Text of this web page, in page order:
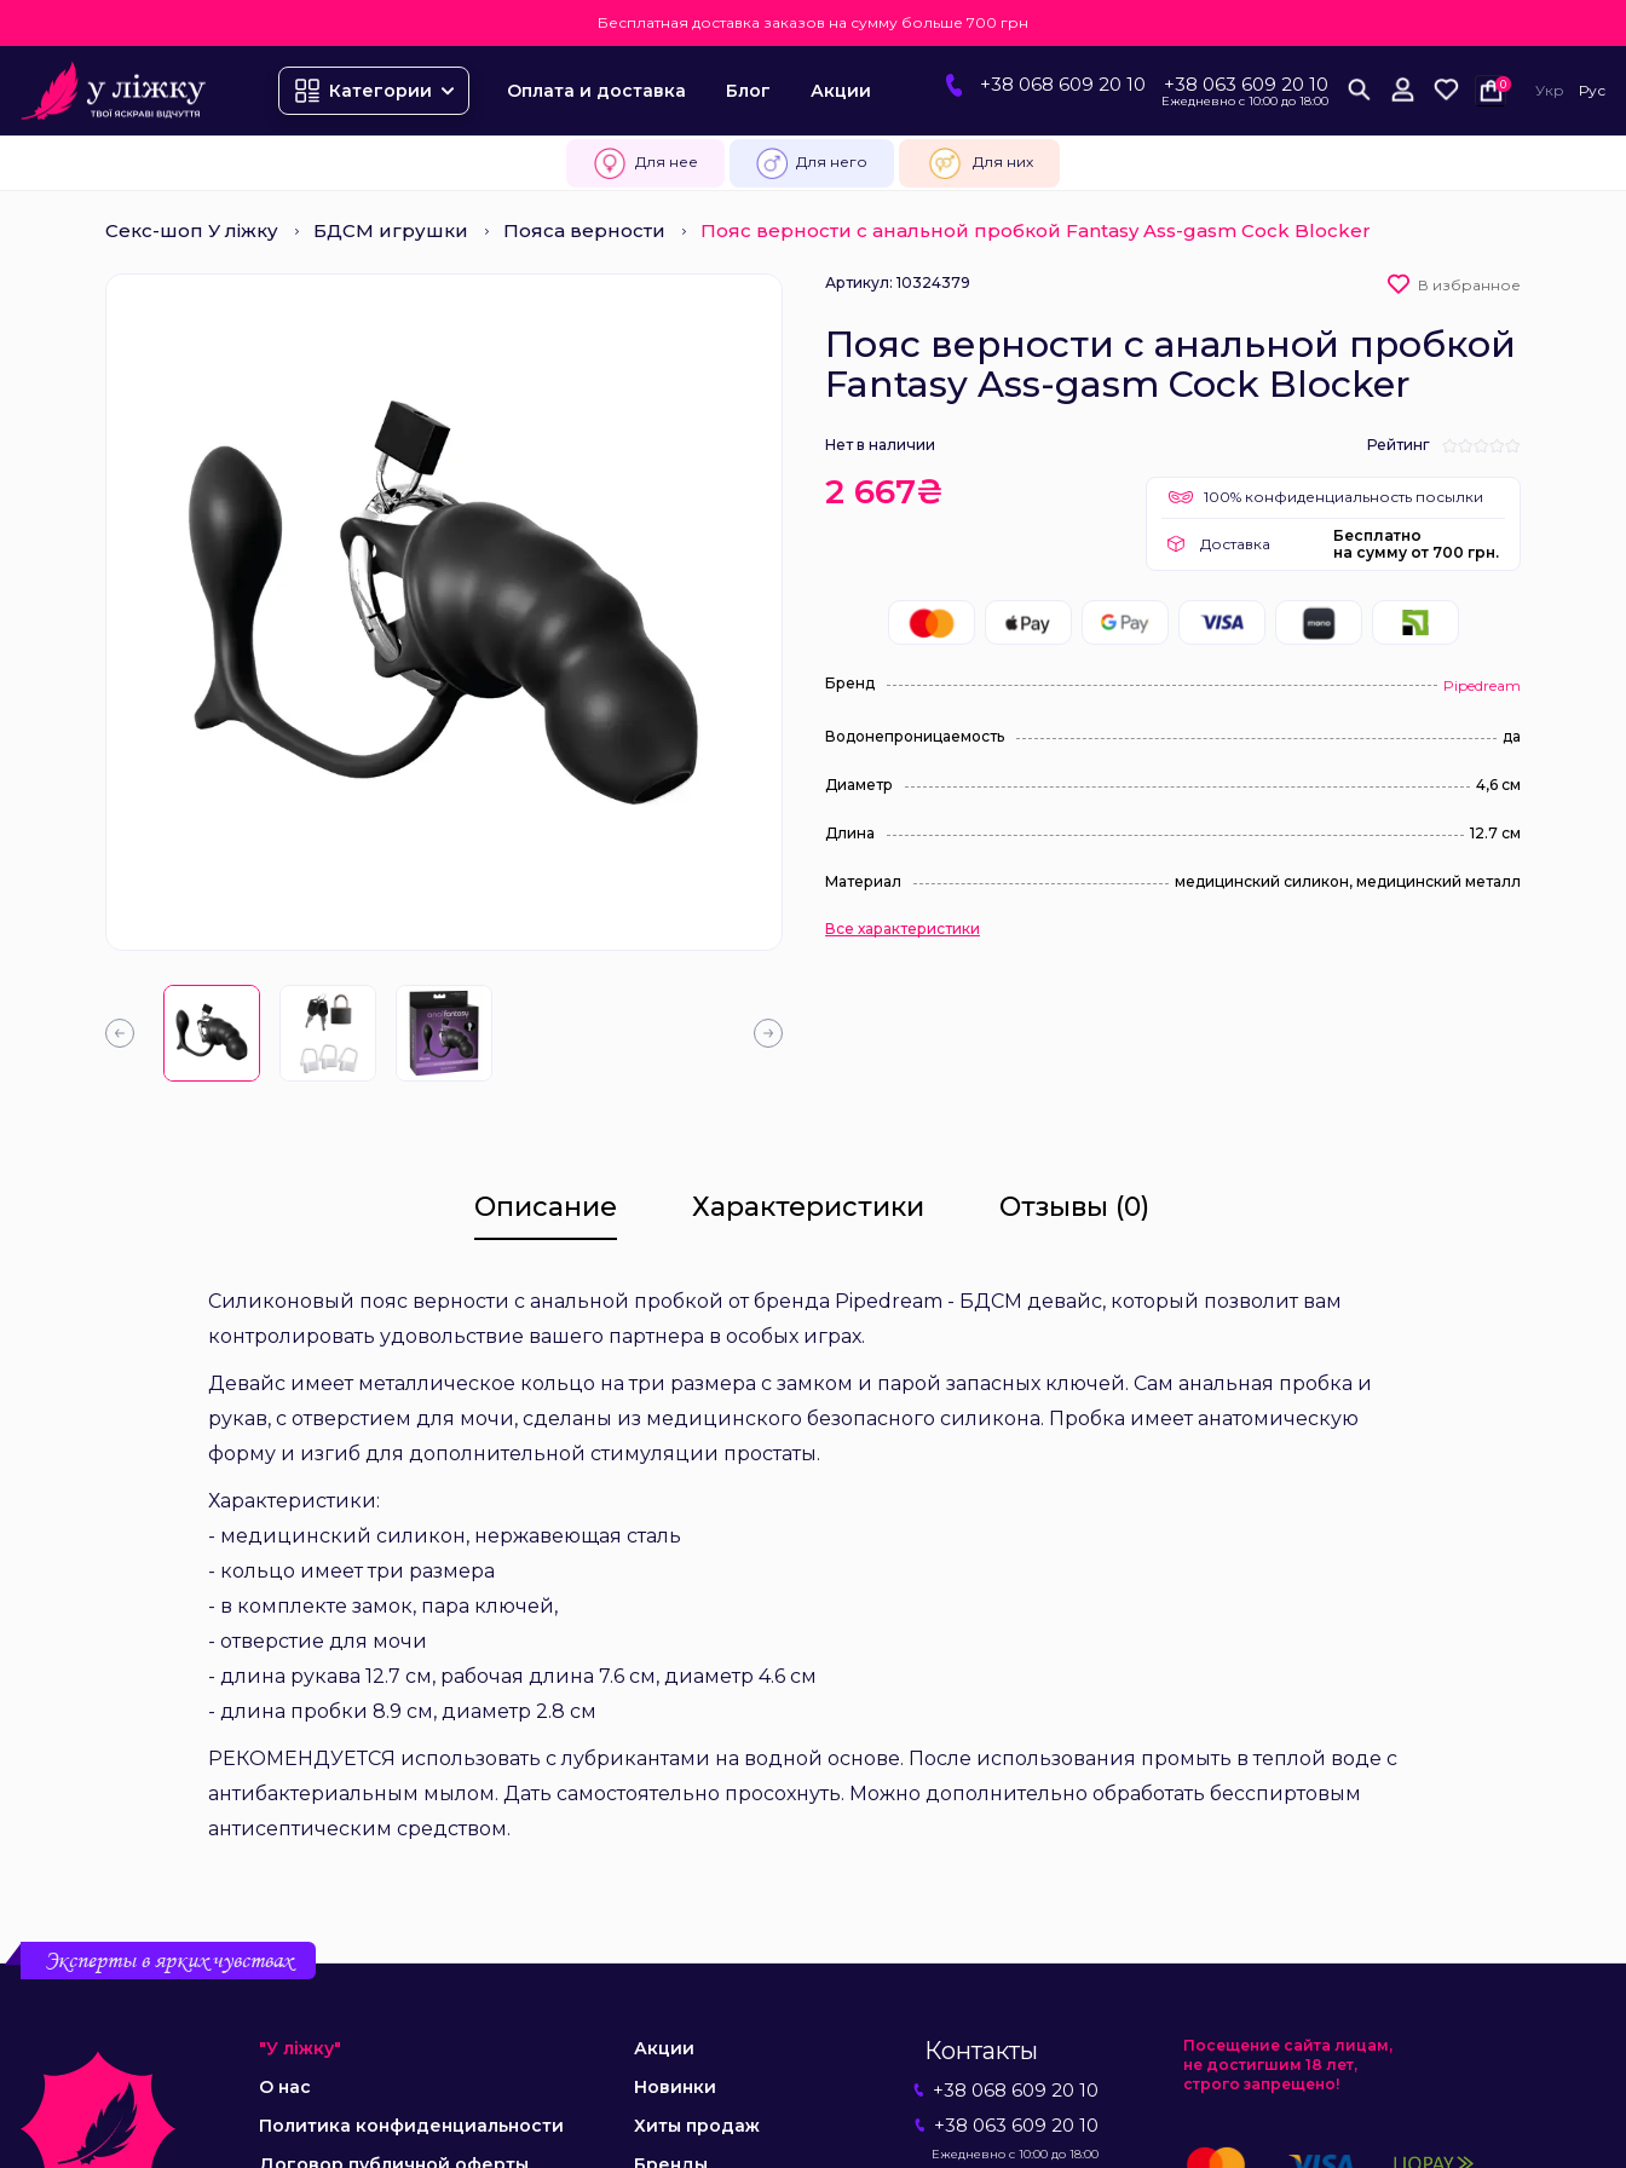
Бесплатная доставка заказов на сумму больше 700 грн
Категории Оплата и доставка Блог Акции +38 068 609 20 10 +38 063 609 20 10
Ежедневно с 10:00 до 18:00
0 Укр Рус
Для нее Для него Для них
Секс-шоп У ліжку БДСМ игрушки Пояса верности Пояс верности с анальной пробкой Fantasy Ass-gasm Cock Blocker
Артикул: 10324379 В избранное
Пояс верности с анальной пробкой
Fantasy Ass-gasm Cock Blocker
Нет в наличии Рейтинг
2 667₴ 100% конфиденциальность посылки
Доставка
Бесплатно
на сумму от 700 грн.
Бренд Pipedream
Водонепроницаемость да
Диаметр 4,6 см
Длина 12.7 см
Материал медицинский силикон, медицинский металл
Все характеристики
Описание Характеристики Отзывы (0)
Силиконовый пояс верности с анальной пробкой от бренда Pipedream - БДСМ девайс, который позволит вам
контролировать удовольствие вашего партнера в особых играх.
Девайс имеет металлическое кольцо на три размера с замком и парой запасных ключей. Сам анальная пробка и
рукав, с отверстием для мочи, сделаны из медицинского безопасного силикона. Пробка имеет анатомическую
форму и изгиб для дополнительной стимуляции простаты.
Характеристики:
- медицинский силикон, нержавеющая сталь
- кольцо имеет три размера
- в комплекте замок, пара ключей,
- отверстие для мочи
- длина рукава 12.7 см, рабочая длина 7.6 см, диаметр 4.6 см
- длина пробки 8.9 см, диаметр 2.8 см
РЕКОМЕНДУЕТСЯ использовать с лубрикантами на водной основе. После использования промыть в теплой воде с
антибактериальным мылом. Дать самостоятельно просохнуть. Можно дополнительно обработать бесспиртовым
антисептическим средством.
Эксперты в ярких чувствах
"У ліжку"
О нас
Политика конфиденциальности
Акции
Новинки
Хиты продаж
Контакты
+38 068 609 20 10
+38 063 609 20 10
Ежедневно с 10:00 до 18:00
Посещение сайта лицам,
не достигшим 18 лет,
строго запрещено!